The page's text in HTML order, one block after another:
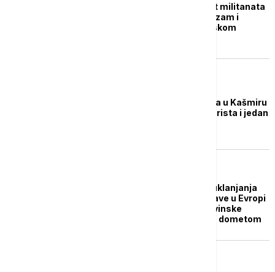
U Iraku obešeno deset militanata
zbog optužbi za terorizam i
povezanost sa Islamskom
U dva odvojena sukoba u Kašmiru
ubijena četvorica terorista i jedan
Međunarodna akcija uklanjanja
servera Islamske države u Evropi
i SAD: Na njima su novinske
agencije sa globalnim dometom